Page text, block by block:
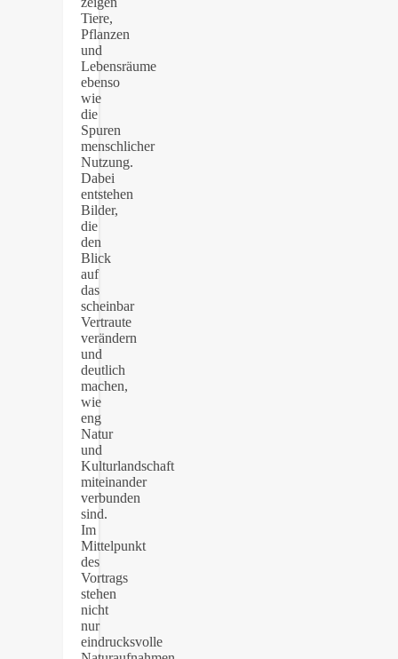
Tiere,
Pflanzen
und
Lebensräume
ebenso
wie
die
Spuren
menschlicher
Nutzung.
Dabei
entstehen
Bilder,
die
den
Blick
auf
das
scheinbar
Vertraute
verändern
und
deutlich
machen,
wie
eng
Natur
und
Kulturlandschaft
miteinander
verbunden
sind.
Im
Mittelpunkt
des
Vortrags
stehen
nicht
nur
eindrucksvolle